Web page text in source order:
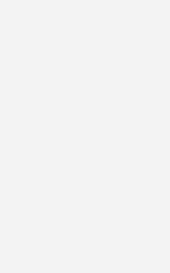
viele gab es zuletzt Anfang
Energie die